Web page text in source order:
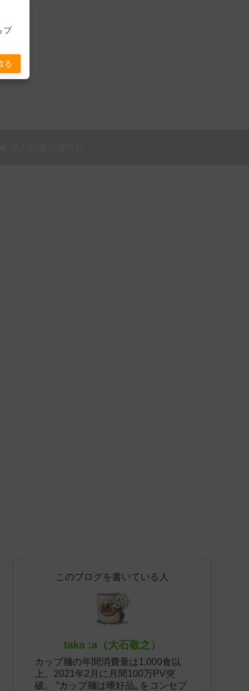
このブログを書いている人
taka :a（大石敬之）
カップ麺の年間消費量は1,000食以
上、2021年2月に月間100万PV突
破。 “カップ麺は嗜好品„ をコンセプ
プ
る